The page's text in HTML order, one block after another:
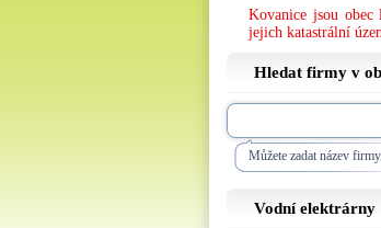
Kovanice jsou
jejich katastrální
Hledat firmy v
Můžete zadat název
Vodní elektrárny